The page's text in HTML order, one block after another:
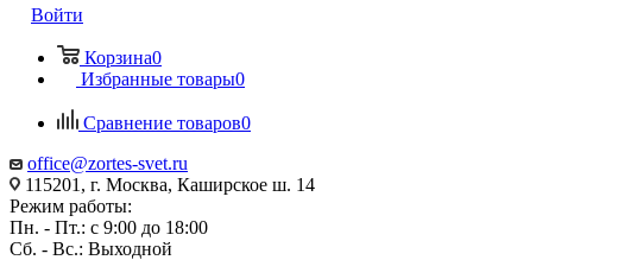
Войти
Корзина0
Избранные товары0
Сравнение товаров0
office@zortes-svet.ru
115201, г. Москва, Каширское ш. 14
Режим работы:
Пн. - Пт.: с 9:00 до 18:00
Сб. - Вс.: Выходной